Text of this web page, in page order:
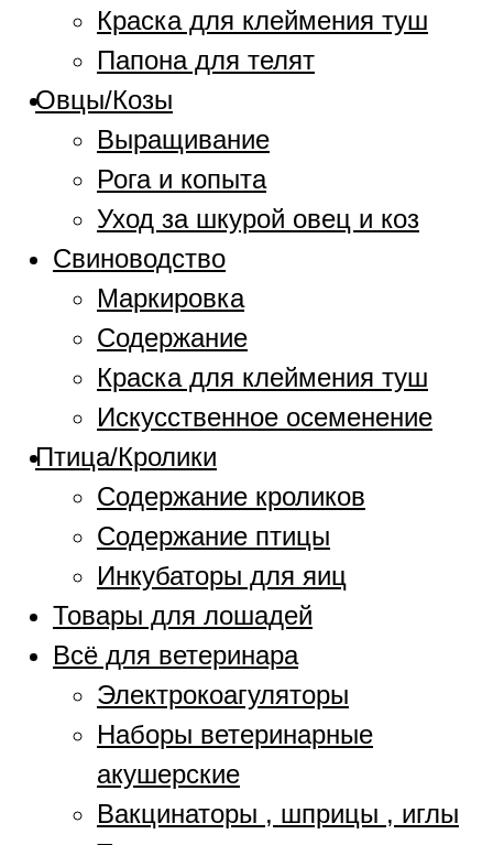
Краска для клеймения туш
Папона для телят
Овцы/Козы
Выращивание
Рога и копыта
Уход за шкурой овец и коз
Свиноводство
Маркировка
Содержание
Краска для клеймения туш
Искусственное осеменение
Птица/Кролики
Содержание кроликов
Содержание птицы
Инкубаторы для яиц
Товары для лошадей
Всё для ветеринара
Электрокоагуляторы
Наборы ветеринарные
акушерские
Вакцинаторы , шприцы , иглы